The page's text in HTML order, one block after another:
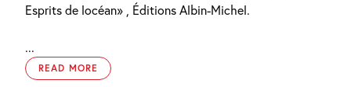
Esprits de locéan» , Éditions Albin-Michel.
...
READ MORE